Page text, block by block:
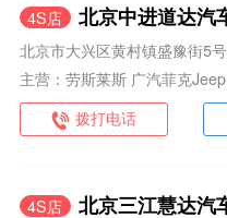
4S店 北京中进道达汽
北京市大兴区黄村镇盛豫街5号
主营：劳斯莱斯 广汽菲克Jeep
拨打电话
4S店 北京三江慧达汽车